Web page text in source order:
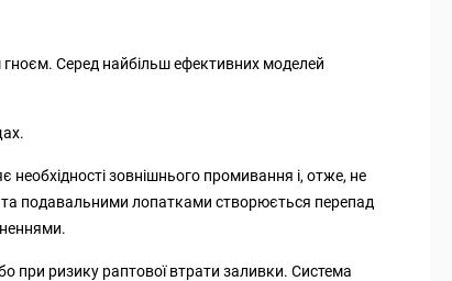
гноєм. Серед найбільш ефективних моделей
зовнішнього промивання і, отже, не
подавальними лопатками створюється перепад
при ризику раптової втрати заливки. Система